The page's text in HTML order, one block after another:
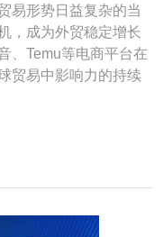
易形势日益复杂的当
，成为外贸稳定增长
、Temu等电商平台在
贸易中影响力的持续